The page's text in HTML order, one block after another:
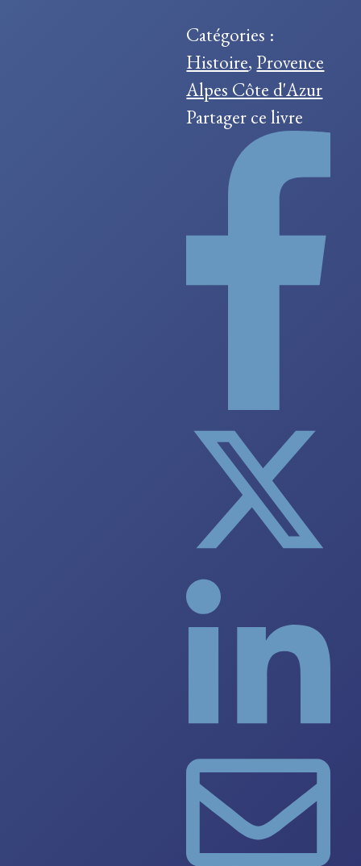
Provence
Catégories :
Histoire,Provence
Alpes Côte d'Azur
Partager ce livre